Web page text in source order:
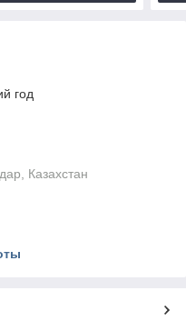
год
Казахстан